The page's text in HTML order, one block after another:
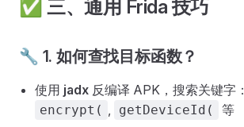
✅ 三、通用 Frida 技巧
🔧 1. 如何查找目标函数？
使用 jadx 反编译 APK，搜索关键字：
encrypt( , getDeviceId(
等